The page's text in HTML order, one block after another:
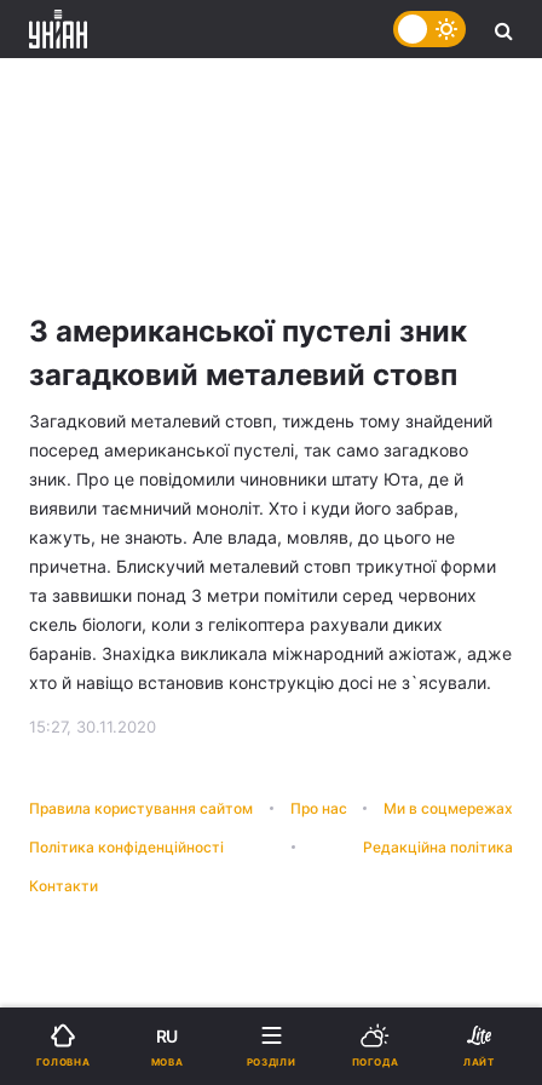
З американської пустелі зник
загадковий металевий стовп
Загадковий металевий стовп, тиждень тому знайдений
посеред американської пустелі, так само загадково
зник. Про це повідомили чиновники штату Юта, де й
виявили таємничий моноліт. Хто і куди його забрав,
кажуть, не знають. Але влада, мовляв, до цього не
причетна. Блискучий металевий стовп трикутної форми
та заввишки понад 3 метри помітили серед червоних
скель біологи, коли з гелікоптера рахували диких
баранів. Знахідка викликала міжнародний ажіотаж, адже
хто й навіщо встановив конструкцію досі не з`ясували.
15:27, 30.11.2020
Правила користування сайтом Про нас Ми в соцмережах
Політика конфіденційності Редакційна політика
Контакти
ГОЛОВНА
RU
МОВА РОЗДІЛИ ПОГОДА ЛАЙТ